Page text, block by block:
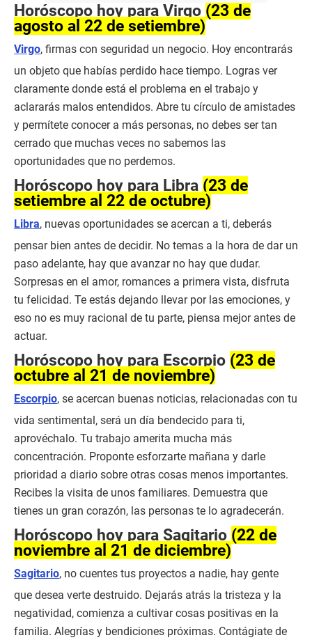
Horóscopo hoy para Virgo (23 de
agosto al 22 de setiembre)
Virgo, firmas con seguridad un negocio. Hoy encontrarás
un objeto que habías perdido hace tiempo. Logras ver
claramente donde está el problema en el trabajo y
aclararás malos entendidos. Abre tu círculo de amistades
y permítete conocer a más personas, no debes ser tan
cerrado que muchas veces no sabemos las
oportunidades que no perdemos.
Horóscopo hoy para Libra (23 de
setiembre al 22 de octubre)
Libra, nuevas oportunidades se acercan a ti, deberás
pensar bien antes de decidir. No temas a la hora de dar un
paso adelante, hay que avanzar no hay que dudar.
Sorpresas en el amor, romances a primera vista, disfruta
tu felicidad. Te estás dejando llevar por las emociones, y
eso no es muy racional de tu parte, piensa mejor antes de
actuar.
Horóscopo hoy para Escorpio (23 de
octubre al 21 de noviembre)
Escorpio, se acercan buenas noticias, relacionadas con tu
vida sentimental, será un día bendecido para ti,
aprovéchalo. Tu trabajo amerita mucha más
concentración. Proponte esforzarte mañana y darle
prioridad a diario sobre otras cosas menos importantes.
Recibes la visita de unos familiares. Demuestra que
tienes un gran corazón, las personas te lo agradecerán.
Horóscopo hoy para Sagitario (22 de
noviembre al 21 de diciembre)
Sagitario, no cuentes tus proyectos a nadie, hay gente
que desea verte destruido. Dejarás atrás la tristeza y la
negatividad, comienza a cultivar cosas positivas en la
familia. Alegrías y bendiciones próximas. Contágiate de